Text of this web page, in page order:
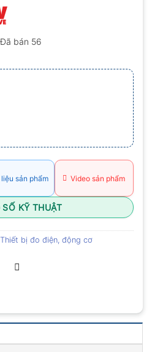
Đã bán 56
sản phẩm Video sản phẩm
KỸ THUẬT
Thiết bị đo điện, động cơ